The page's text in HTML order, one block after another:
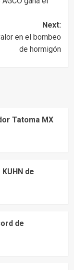
Next:
en el bombeo
de hormigón
Tatoma MX
de
de